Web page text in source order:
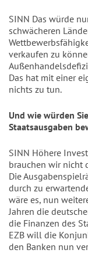
SINN Das würde
schwächeren
verkaufen zu
Das hat mit einer
nichts zu tun.
Und wie würden
Staatsausgaben
SINN Höhere
brauchen wir nicht
Die
durch zu
wäre es, nun
Jahren die
die Finanzen des
EZB will die
den Banken nun